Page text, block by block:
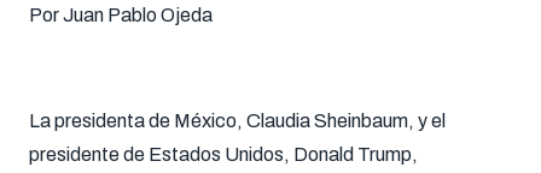
Por Juan Pablo Ojeda
La presidenta de México, Claudia Sheinbaum, y el
presidente de Estados Unidos, Donald Trump,